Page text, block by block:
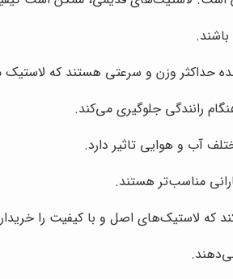
حداکثر وزن و سرعتی هستند که لاستیک
رانندگی جلوگیری می‌کند.
آب و هوایی تاثیر دارد.
مناسب‌تر هستند.
که لاستیک‌های اصل و با کیفیت را